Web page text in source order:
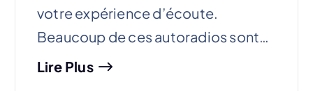
votre expérience d’écoute.
Beaucoup de ces autoradios sont…
Lire Plus